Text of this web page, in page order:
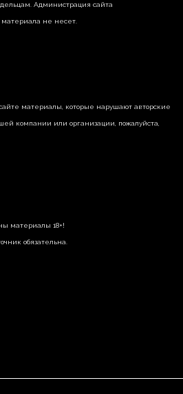
Администрация сайта
материала не несет.
материалы, которые нарушают авторские
компании или организации, пожалуйста,
материалы 18+!
обязательна.